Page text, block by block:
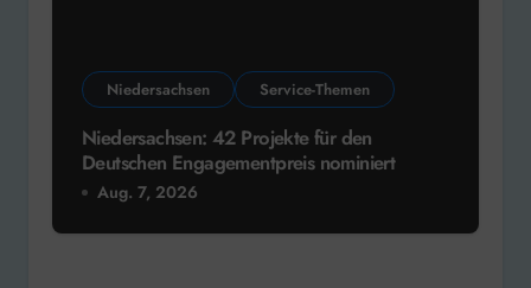
Niedersachsen Service-Themen
Niedersachsen: 42 Projekte für den
Deutschen Engagementpreis nominiert
Aug. 7, 2026